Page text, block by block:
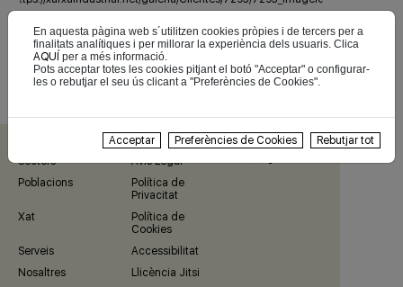
Anar a AC Elevació
Forklift
En aquesta pàgina web s´utilitzen cookies pròpies i de tercers per a
finalitats analítiques i per millorar la experiència dels usuaris. Clica
AQUÍ per a més informació.
Pots acceptar totes les cookies pitjant el botó "Acceptar" o configurar-
les o rebutjar el seu ús clicant a "Preferències de Cookies".
Acceptar Preferències de Cookies Rebutjar tot
Companyia
Xarxes Socials
Sectors
Avís Legal
Poblacions
Política de
Privacitat
Xat
Política de
Cookies
Serveis
Accessibilitat
Nosaltres
Llicència Jitsi